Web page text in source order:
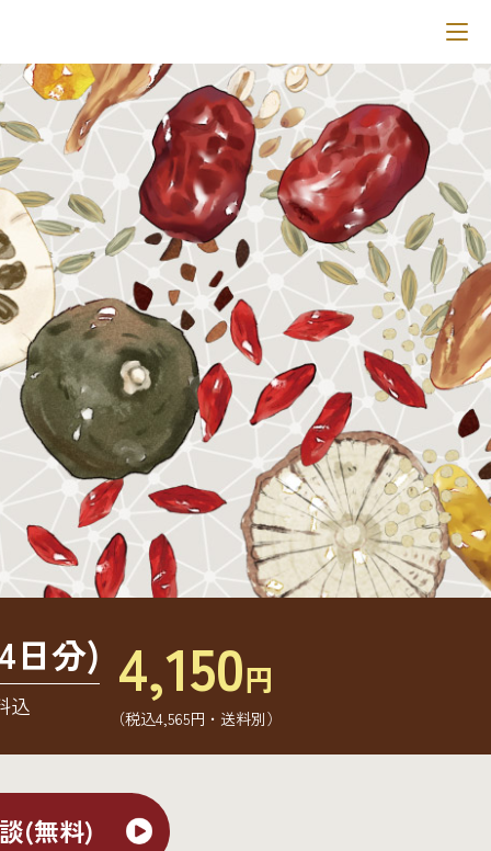
日分)
込 4,150円
（税込4,565円・送料別）
(無料)